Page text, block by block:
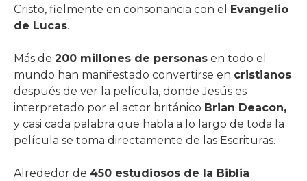
Cristo, fielmente en consonancia con el Evangelio
de Lucas.
Más de 200 millones de personas en todo el
mundo han manifestado convertirse en cristianos
después de ver la película, donde Jesús es
interpretado por el actor británico Brian Deacon,
y casi cada palabra que habla a lo largo de toda la
película se toma directamente de las Escrituras.
Alrededor de 450 estudiosos de la Biblia